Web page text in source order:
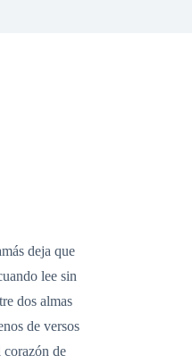
deja que
lee sin
dos almas
de versos
corazón de